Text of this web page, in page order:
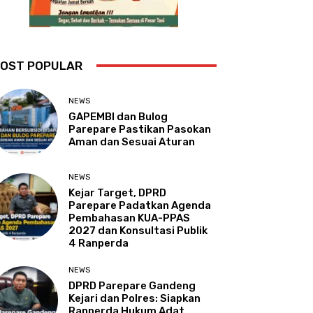
POPULAR
NEWS
GAPEMBI dan Bulog
Parepare Pastikan Pasokan
Aman dan Sesuai Aturan
NEWS
Kejar Target, DPRD
Parepare Padatkan Agenda
Pembahasan KUA-PPAS
2027 dan Konsultasi Publik
4 Ranperda
NEWS
DPRD Parepare Gandeng
Kejari dan Polres: Siapkan